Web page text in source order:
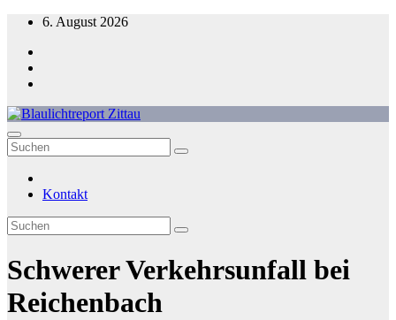
Zum
springen
6. August 2026
Blaulichtreport Zittau
Kontakt
Schwerer Verkehrsunfall bei
Reichenbach